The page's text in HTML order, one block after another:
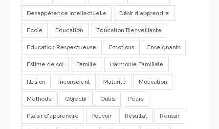
Désappétence Intellectuelle Désir d'apprendre
Ecole Education Education Bienveillante
Education Respectueuse Emotions Enseignants
Estime de soi Famille Harmonie Familiale
Illusion Inconscient Maturité Motivation
Méthode Objectif Outils Peurs
Plaisir d'apprendre Pouvoir Résultat Réussir